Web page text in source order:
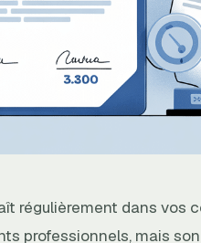
régulièrement dans vos
professionnels, mais